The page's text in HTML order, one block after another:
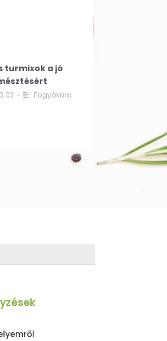
turmixok a jó
• Fogyókúra